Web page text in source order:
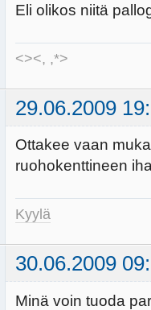
Eli olikos niitä
<><, ,*>
29.06.2009
Ottakee vaan
ruohokenttineen
Kyylä
30.06.2009
Minä voin tuoda